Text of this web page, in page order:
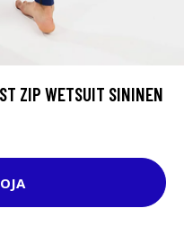
ZIP WETSUIT SININEN